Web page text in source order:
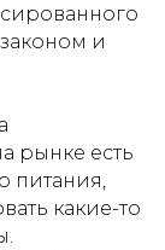
и
рынке есть
питания,
какие-то